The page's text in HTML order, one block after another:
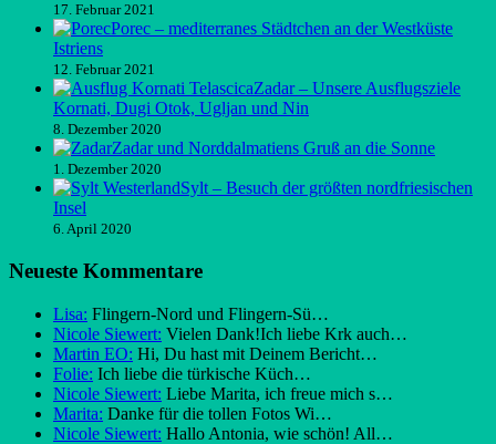
17. Februar 2021
Porec – mediterranes Städtchen an der Westküste
Istriens
12. Februar 2021
Zadar – Unsere Ausflugsziele
Kornati, Dugi Otok, Ugljan und Nin
8. Dezember 2020
Zadar und Norddalmatiens Gruß an die Sonne
1. Dezember 2020
Sylt – Besuch der größten nordfriesischen
Insel
6. April 2020
Neueste Kommentare
Lisa: Flingern-Nord und Flingern-Sü…
Nicole Siewert: Vielen Dank!Ich liebe Krk auch…
Martin EO: Hi, Du hast mit Deinem Bericht…
Folie: Ich liebe die türkische Küch…
Nicole Siewert: Liebe Marita, ich freue mich s…
Marita: Danke für die tollen Fotos Wi…
Nicole Siewert: Hallo Antonia, wie schön! All…